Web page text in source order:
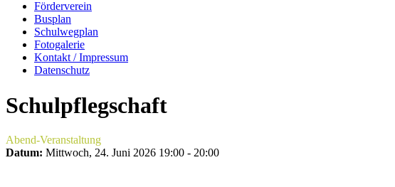
Förderverein
Busplan
Schulwegplan
Fotogalerie
Kontakt / Impressum
Datenschutz
Schulpflegschaft
Abend-Veranstaltung
Datum: Mittwoch, 24. Juni 2026 19:00 - 20:00